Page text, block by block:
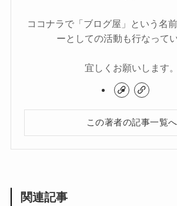
ココナラで「ブログ屋」という名
ーとしての活動も行なってい
宜しくお願いします。
この著者の記事一覧へ
関連記事